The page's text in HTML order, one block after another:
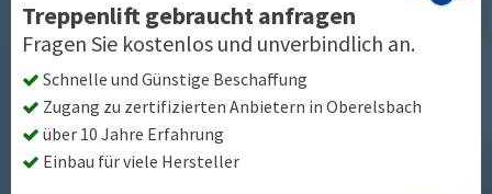
Treppenlift gebraucht anfragen
Fragen Sie kostenlos und unverbindlich an.
Schnelle und Günstige Beschaffung
Zugang zu zertifizierten Anbietern in Oberelsbach
über 10 Jahre Erfahrung
Einbau für viele Hersteller